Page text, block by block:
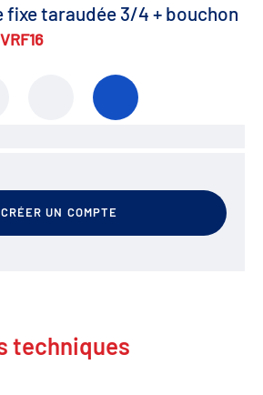
fixe taraudée 3/4 + bouchon
VRF16
CRÉER UN COMPTE
techniques